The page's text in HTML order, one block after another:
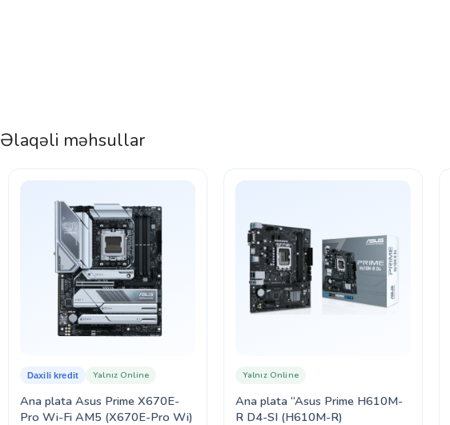
Əlaqəli məhsullar
Ana plata Asus Prime X670E-
Pro Wi-Fi AM5 (X670E-Pro Wi)
Daxili kredit Yalnız Online
Ana plata “Asus Prime H610M-
R D4-SI (H610M-R)
Yalnız Online